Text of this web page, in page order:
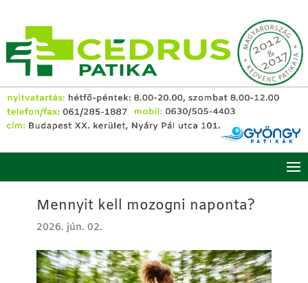
Mennyit kell mozogni naponta?
2026. jún. 02.